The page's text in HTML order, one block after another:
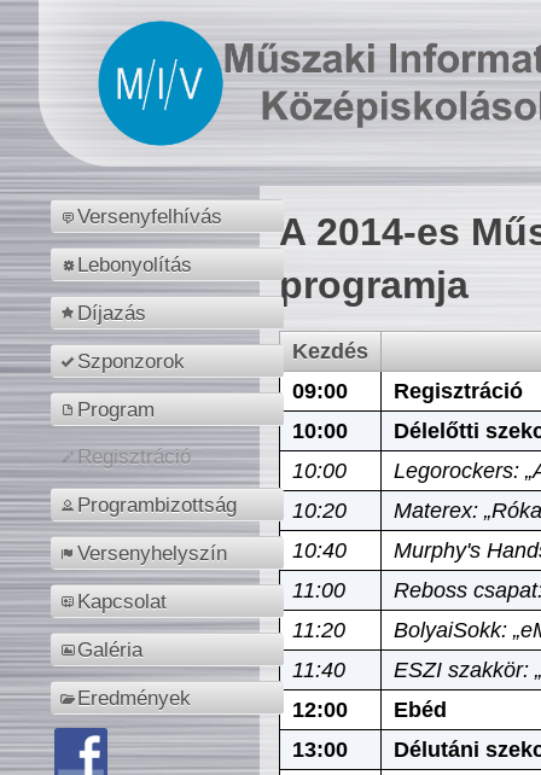
Versenyfelhívás
Lebonyolítás
Díjazás
Szponzorok
Program
Regisztráció
Programbizottság
Versenyhelyszín
Kapcsolat
Galéria
Eredmények
A 2014-es
programja
Kezdés
09:00
Regisztráció
10:00
Délelőtti
10:00
Legorockers:
10:20
Materex:
10:40
Murphy's
11:00
Reboss
11:20
BolyaiSokk:
11:40
ESZI szakkör:
12:00
Ebéd
13:00
Délutáni